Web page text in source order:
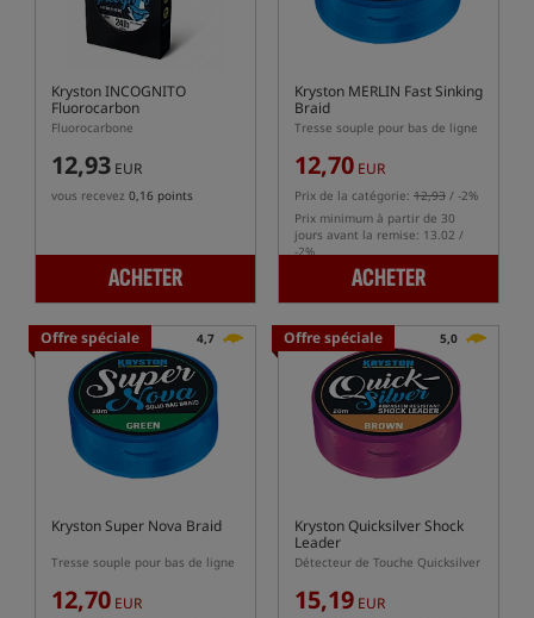
Kryston INCOGNITO
Fluorocarbon
Fluorocarbone
12,93 EUR
vous recevez 0,16 points
ACHETER
Kryston MERLIN Fast Sinking
Braid
Tresse souple pour bas de ligne
12,70 EUR
Prix de la catégorie: 12,93 / -2%
Prix minimum à partir de 30
jours avant la remise: 13.02 /
-2%
ACHETER
Offre spéciale 4,7
Kryston Super Nova Braid
Tresse souple pour bas de ligne
12,70 EUR
Offre spéciale 5,0
Kryston Quicksilver Shock
Leader
Détecteur de Touche Quicksilver
15,19 EUR